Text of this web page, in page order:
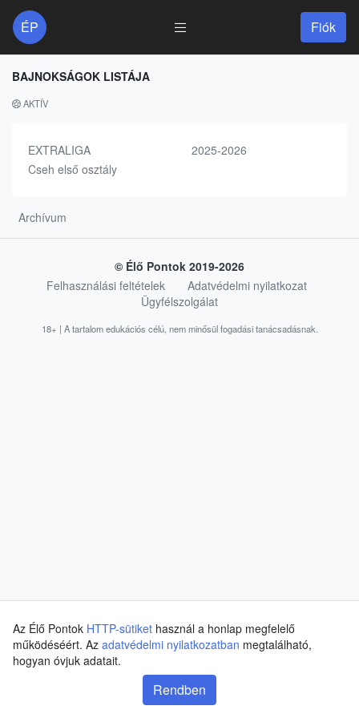
Az Élő Pontok HTTP-sütiket használ a honlap megfelelő
működéséért. Az adatvédelmi nyilatkozatban megtalálható,
hogyan óvjuk adatait.
Rendben
ÉP Fiók
BAJNOKSÁGOK LISTÁJA
AKTÍV
EXTRALIGA
2025-2026
Cseh első osztály
Archívum
© Élő Pontok 2019-2026
Felhasználási feltételek
Adatvédelmi nyilatkozat
Ügyfélszolgálat
18+ | A tartalom edukációs célú, nem minősül fogadási tanácsadásnak.